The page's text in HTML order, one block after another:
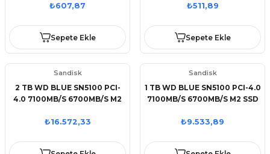
₺607,87
Sepete Ekle
B35
₺511,89
Sepete Ekle
Sandisk
2 TB WD BLUE SN5100 PCI-
4.0 7100MB/S 6700MB/S M2
₺16.572,33
Sandisk
1 TB WD BLUE SN5100 PCI-4.0
7100MB/S 6700MB/S M2 SSD
₺9.533,89